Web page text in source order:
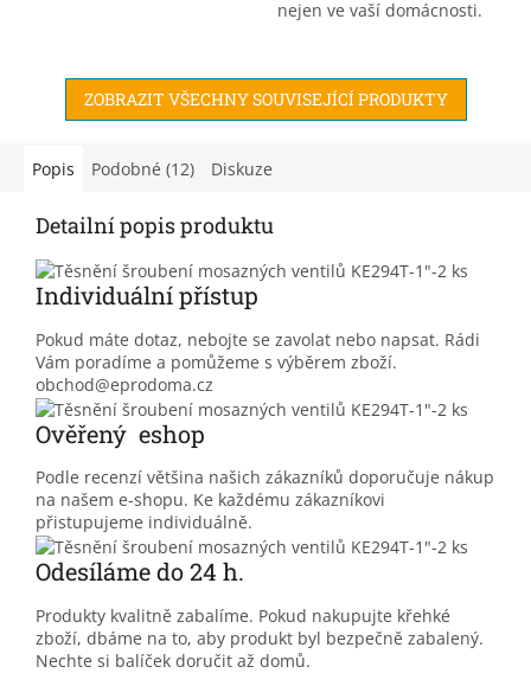
nejen ve vaší domácnosti.
spotřebovávají nejvíce...
ZOBRAZIT VŠECHNY SOUVISEJÍCÍ PRODUKTY
Popis Podobné (12) Diskuze
Detailní popis produktu
Individuální přístup
Pokud máte dotaz, nebojte se zavolat nebo napsat. Rádi
Vám poradíme a pomůžeme s výběrem zboží.
obchod@eprodoma.cz
Ověřený eshop
Podle recenzí většina našich zákazníků doporučuje nákup
na našem e-shopu. Ke každému zákazníkovi
přistupujeme individuálně.
Odesíláme do 24 h.
Produkty kvalitně zabalíme. Pokud nakupujte křehké
zboží, dbáme na to, aby produkt byl bezpečně zabalený.
Nechte si balíček doručit až domů.